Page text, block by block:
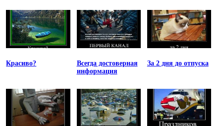
Красиво?
Всегда достоверная
информация
За 2 дня до отпуска